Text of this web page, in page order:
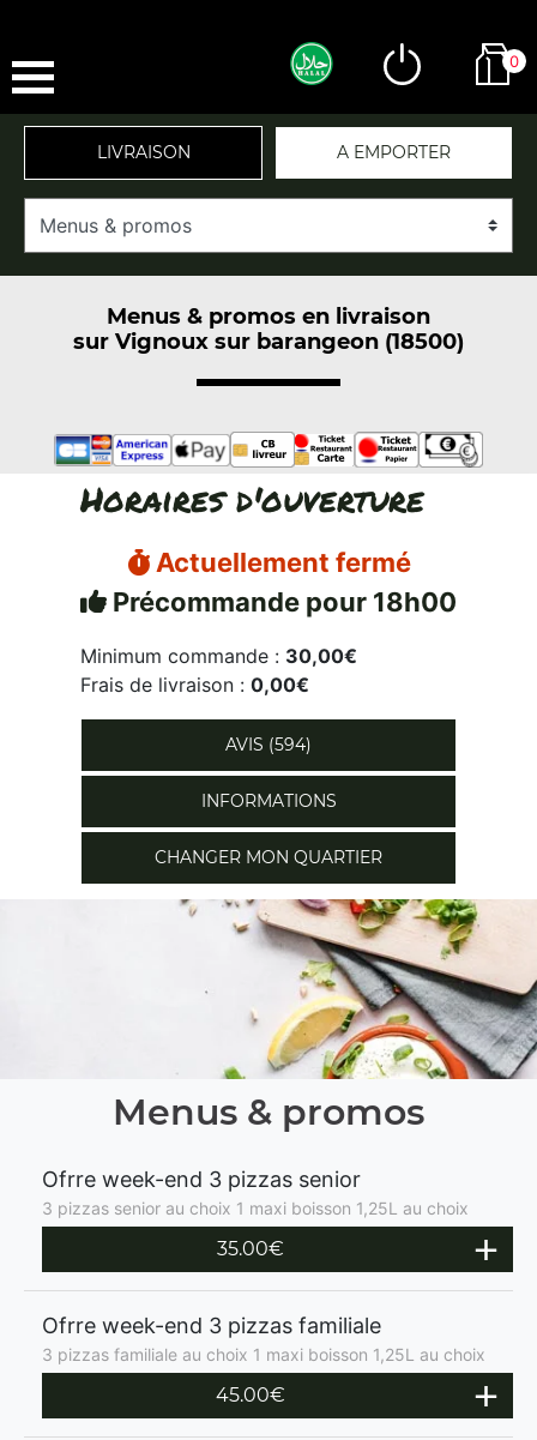
0
LIVRAISON A EMPORTER
Menus & promos en livraison
sur Vignoux sur barangeon (18500)
Horaires d'ouverture
Actuellement fermé
Précommande pour 18h00
Minimum commande : 30,00€
Frais de livraison : 0,00€
AVIS (594)
INFORMATIONS
CHANGER MON QUARTIER
Menus & promos
Ofrre week-end 3 pizzas senior
3 pizzas senior au choix 1 maxi boisson 1,25L au choix
35.00€
Ofrre week-end 3 pizzas familiale
3 pizzas familiale au choix 1 maxi boisson 1,25L au choix
45.00€